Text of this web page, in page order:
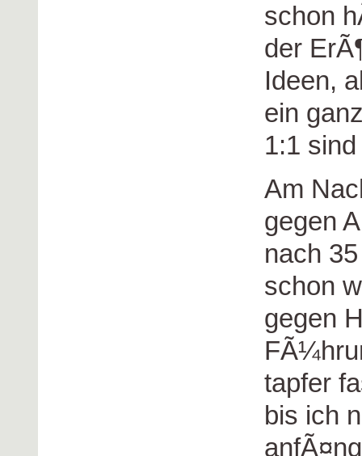
schon
der
Ideen,
ein
1:1
Am
gegen
nach
schon
gegen
tapfer
bis ich